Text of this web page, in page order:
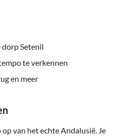
Setenil
te verkennen
en meer
van het echte Andalusië. Je